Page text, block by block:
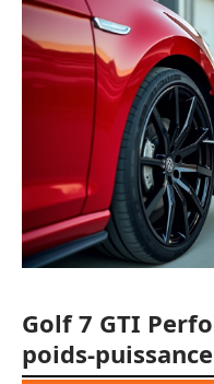
Golf 7 GTI
poids-